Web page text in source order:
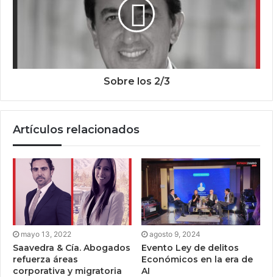
Sobre los 2/3
Artículos relacionados
mayo 13, 2022
Saavedra & Cía. Abogados
refuerza áreas
corporativa y migratoria
agosto 9, 2024
Evento Ley de delitos
Económicos en la era de
AI